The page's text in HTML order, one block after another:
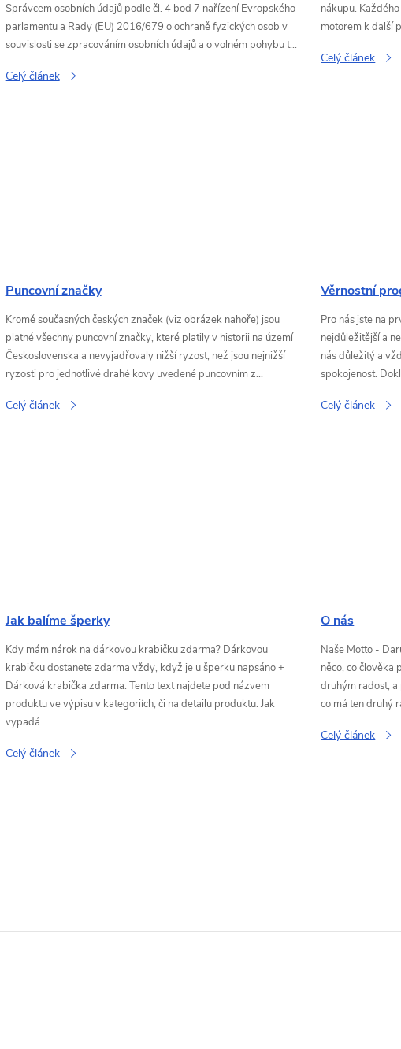
Správcem osobních údajů podle čl. 4 bod 7 nařízení Evropského
parlamentu a Rady (EU) 2016/679 o ochraně fyzických osob v
souvislosti se zpracováním osobních údajů a o volném pohybu t...
Celý článek
nákupu.
motorem k další
Celý článek
Puncovní značky
Kromě současných českých značek (viz obrázek nahoře) jsou
platné všechny puncovní značky, které platily v historii na území
Československa a nevyjadřovaly nižší ryzost, než jsou nejnižší
ryzosti pro jednotlivé drahé kovy uvedené puncovním z...
Celý článek
Věrnostní
Pro nás jste na
nejdůležitější a
nás důležitý a
spokojenost.
Celý článek
Jak balíme šperky
Kdy mám nárok na dárkovou krabičku zdarma? Dárkovou
krabičku dostanete zdarma vždy, když je u šperku napsáno +
Dárková krabička zdarma. Tento text najdete pod názvem
produktu ve výpisu v kategoriích, či na detailu produktu. Jak
vypadá...
Celý článek
O nás
Naše Motto -
něco, co člověka
druhým radost, a
co má ten druhý
Celý článek